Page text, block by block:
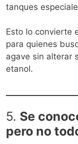
tanques
Esto lo convierte
para quienes
agave sin alterar
etanol.
5. Se
pero no